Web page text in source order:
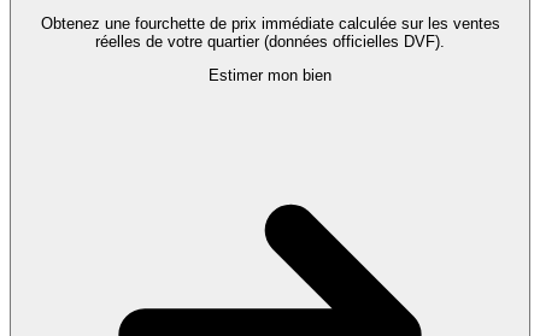
Obtenez une fourchette de prix immédiate calculée sur les ventes
réelles de votre quartier (données officielles DVF).
Estimer mon bien